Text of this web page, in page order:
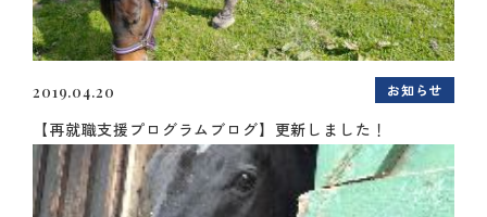
2019.04.20 お知らせ
【再就職支援プログラムブログ】更新しました！